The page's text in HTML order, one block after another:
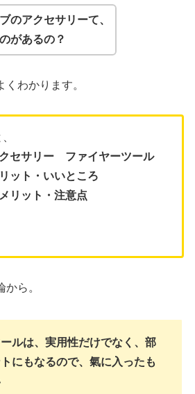
のアクセサリーて、
があるの？
わかります。
セサリー ファイヤーツール
ット・いいところ
リット・注意点
ら。
ルは、実用性だけでなく、部
にもなるので、氣に入ったも